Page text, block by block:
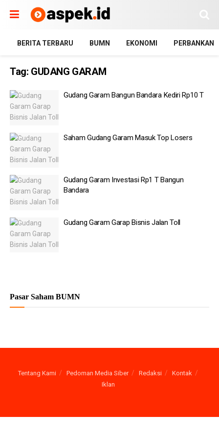
BERITA TERBARU BUMN EKONOMI PERBANKAN
Tag: GUDANG GARAM
Gudang Garam Bangun Bandara Kediri Rp10 T
Saham Gudang Garam Masuk Top Losers
Gudang Garam Investasi Rp1 T Bangun
Bandara
Gudang Garam Garap Bisnis Jalan Toll
Pasar Saham BUMN
Tentang Kami Pedoman Media Siber Redaksi
Kontak
Iklan